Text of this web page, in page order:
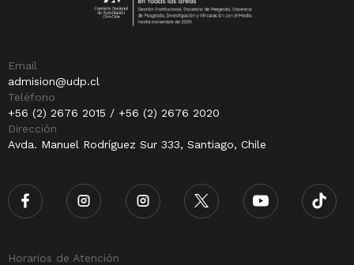
Email
admision@udp.cl
Teléfono
+56 (2) 2676 2015 / +56 (2) 2676 2020
Dirección
Avda. Manuel Rodríguez Sur 333, Santiago, Chile
Horarios de Atención